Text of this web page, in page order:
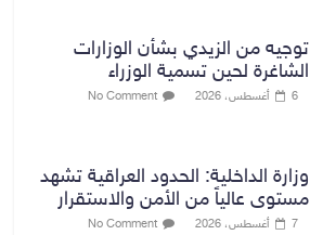
توجيه من الزيدي بشأن الوزارات
الشاغرة لحين تسمية الوزراء
6 أغسطس، 2026 No Comment
وزارة الداخلية: الحدود العراقية تشهد
مستوى عالياً من الأمن والاستقرار
7 أغسطس، 2026 No Comment